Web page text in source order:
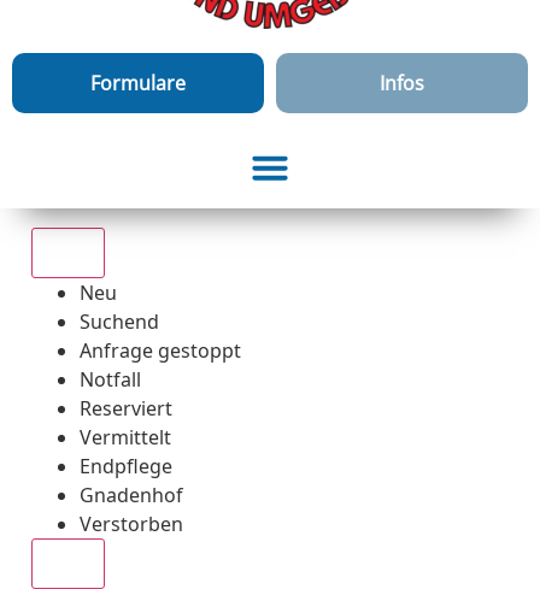
Formulare Infos
Neu
Suchend
Anfrage gestoppt
Notfall
Reserviert
Vermittelt
Endpflege
Gnadenhof
Verstorben